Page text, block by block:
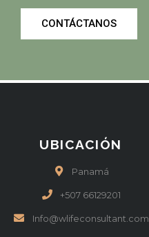
CONTÁCTANOS
UBICACIÓN
Panamá
+507 66129201
Info@wlifeconsultant.com